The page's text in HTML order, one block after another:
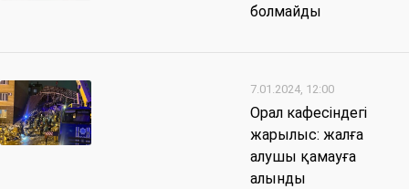
болмайды
7.01.2024, 12:00
Орал кафесіндегі
жарылыс: жалға
алушы қамауға
алынды